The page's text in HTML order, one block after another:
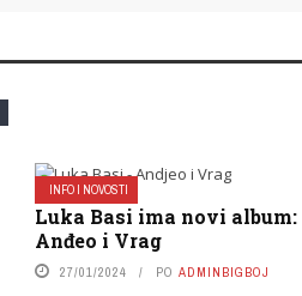
INFO I NOVOSTI
Luka Basi ima novi album:
Anđeo i Vrag
27/01/2024 POADMINBIGBOJ